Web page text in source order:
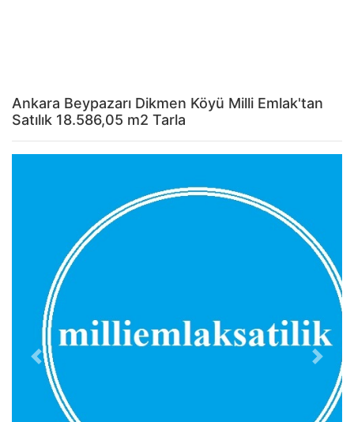
Ankara Beypazarı Dikmen Köyü Milli Emlak'tan
Satılık 18.586,05 m2 Tarla
Previous Next